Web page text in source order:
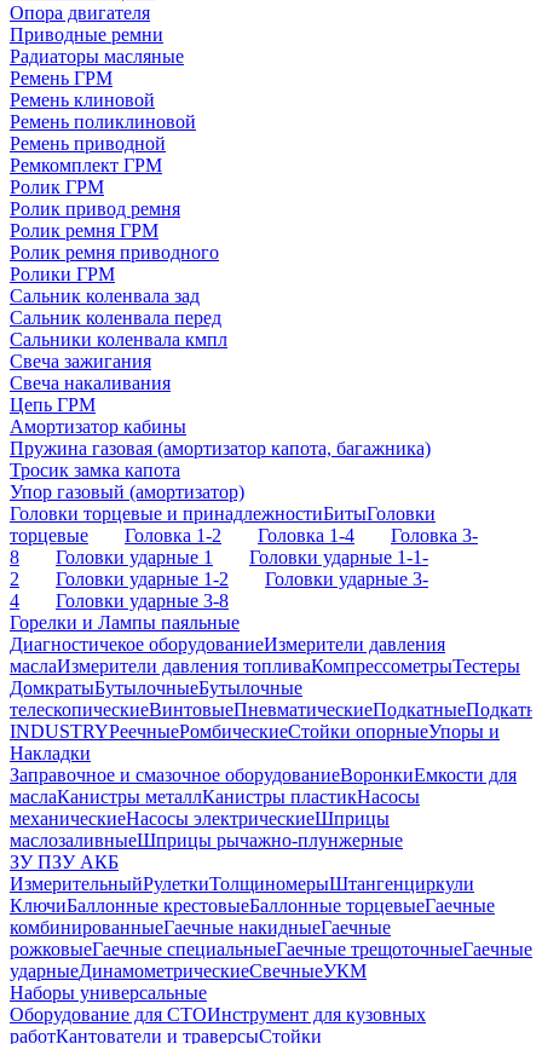
Опора двигателя
Приводные ремни
Радиаторы масляные
Ремень ГРМ
Ремень клиновой
Ремень поликлиновой
Ремень приводной
Ремкомплект ГРМ
Ролик ГРМ
Ролик привод ремня
Ролик ремня ГРМ
Ролик ремня приводного
Ролики ГРМ
Сальник коленвала зад
Сальник коленвала перед
Сальники коленвала кмпл
Свеча зажигания
Свеча накаливания
Цепь ГРМ
Амортизатор кабины
Пружина газовая (амортизатор капота, багажника)
Тросик замка капота
Упор газовый (амортизатор)
Головки торцевые и принадлежностиБитыГоловки
торцевые
Головка 1-2 Головка 1-4
Головка 3-
8
Головки ударные 1
Головки ударные 1-1-
2
Головки ударные 1-2
Головки ударные 3-
4
Головки ударные 3-8
Горелки и Лампы паяльные
Диагностичекое оборудованиеИзмерители давления
маслаИзмерители давления топливаКомпрессометрыТестеры
ДомкратыБутылочныеБутылочные
телескопическиеВинтовыеПневматическиеПодкатные
INDUSTRYРеечныеРомбическиеСтойки опорныеУпоры и
Накладки
Заправочное и смазочное оборудованиеВоронкиЕмкости для
маслаКанистры металлКанистры пластикНасосы
механическиеНасосы электрическиеШприцы
маслозаливныеШприцы рычажно-плунжерные
ЗУ ПЗУ АКБ
ИзмерительныйРулеткиТолщиномерыШтангенциркули
КлючиБаллонные крестовыеБаллонные торцевыеГаечные
комбинированныеГаечные накидныеГаечные
рожковыеГаечные специальныеГаечные трещоточныеГаечные
ударныеДинамометрическиеСвечныеУКМ
Наборы универсальные
Оборудование для СТОИнструмент для кузовных
работКантователи и траверсыСтойки